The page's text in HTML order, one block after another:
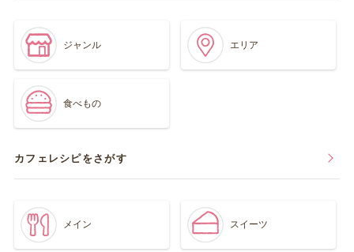
ジャンル エリア
食べもの
カフェレシピをさがす
メイン スイーツ